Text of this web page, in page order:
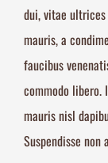
dui, vitae ultrices
mauris, a
faucibus
commodo libero.
mauris nisl
Suspendisse non